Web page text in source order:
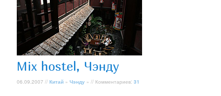
Mix hostel, Чэнду
06.09.2007 //Китай »Чэнду » // Комментариев:31